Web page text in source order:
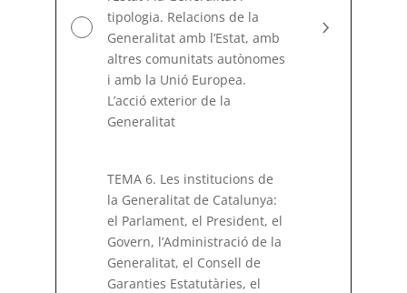
tipologia. Relacions de la
Generalitat amb l’Estat, amb
altres comunitats autònomes
i amb la Unió Europea.
L’acció exterior de la
Generalitat
TEMA 6. Les institucions de
la Generalitat de Catalunya:
el Parlament, el President, el
Govern, l’Administració de la
Generalitat, el Consell de
Garanties Estatutàries, el